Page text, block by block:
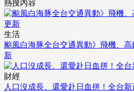
熱搜內容
生活
颱風白海豚全台交通異動》飛機、
新
財經
人口沒成長、還愛赴日血拼！全台